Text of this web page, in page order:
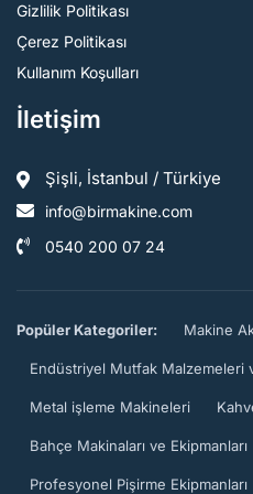
Gizlilik Politikası
Çerez Politikası
Kullanım Koşulları
İletişim
Şişli, İstanbul / Türkiye
info@birmakine.com
0540 200 07 24
Popüler Kategoriler: Makine
Endüstriyel Mutfak Malzemeleri
Metal işleme Makineleri
Bahçe Makinaları ve Ekipmanları
Profesyonel Pişirme Ekipmanları